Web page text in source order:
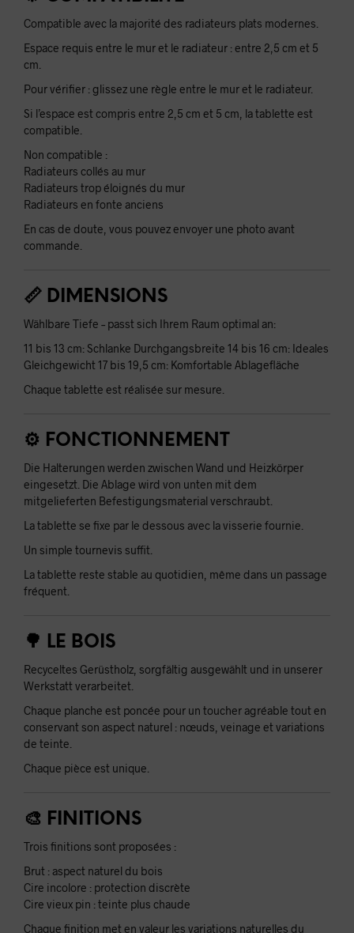
Compatible avec la majorité des radiateurs plats modernes.
Espace requis entre le mur et le radiateur : entre 2,5 cm et 5
cm.
Pour vérifier : glissez une règle entre le mur et le radiateur.
Si l’espace est compris entre 2,5 cm et 5 cm, la tablette est
compatible.
Non compatible :
Radiateurs collés au mur
Radiateurs trop éloignés du mur
Radiateurs en fonte anciens
En cas de doute, vous pouvez envoyer une photo avant
commande.
📏 DIMENSIONS
Wählbare Tiefe – passt sich Ihrem Raum optimal an:
11 bis 13 cm: Schlanke Durchgangsbreite 14 bis 16 cm: Ideales
Gleichgewicht 17 bis 19,5 cm: Komfortable Ablagefläche
Chaque tablette est réalisée sur mesure.
⚙️ FONCTIONNEMENT
Die Halterungen werden zwischen Wand und Heizkörper
eingesetzt. Die Ablage wird von unten mit dem
mitgelieferten Befestigungsmaterial verschraubt.
La tablette se fixe par le dessous avec la visserie fournie.
Un simple tournevis suffit.
La tablette reste stable au quotidien, même dans un passage
fréquent.
🌳 LE BOIS
Recyceltes Gerüstholz, sorgfältig ausgewählt und in unserer
Werkstatt verarbeitet.
Chaque planche est poncée pour un toucher agréable tout en
conservant son aspect naturel : nœuds, veinage et variations
de teinte.
Chaque pièce est unique.
🎨 FINITIONS
Trois finitions sont proposées :
Brut : aspect naturel du bois
Cire incolore : protection discrète
Cire vieux pin : teinte plus chaude
Chaque finition met en valeur les variations naturelles du